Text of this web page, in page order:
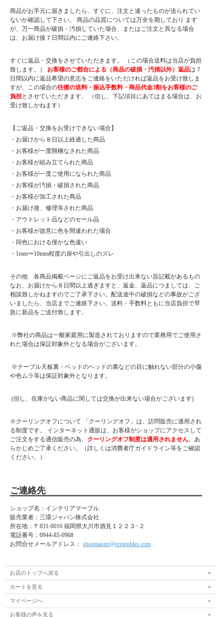
商品がお手元に届きましたら、すぐに、注文と違ったものが送られてい
ないか確認して下さい。 商品の品質については万全を期しており ます
が、万一商品が破損・汚損していた場合、またはご注文と異なる場合
は、お届け後７日間以内にご連絡下さい。
すぐに返品・交換をさせていただきます。 （この場合送料は当店が負担
致します。） お客様のご都合による（商品の破損・汚損以外）返品は７
日間以内に返品希望の意志をご連絡をいただければ返品をお受け致しま
すが、この場合の往復の送料・振込手数料・商品代金3割をお客様のご
負担とさせていただきます。 （但し、下記項目にあてはまる場合は、お
受け致しかねます）
【ご返品・交換をお受けできない場合】
・お届けから８日以上経過した商品
・お客様が一度開梱なされた商品
・お客様が組み立てられた商品
・お客様が一度ご使用になられた商品
・お客様が汚損・破損された商品
・お客様が加工された商品
・お届け後、修理等された商品
・アウトレット品などのセール品
・お客様が故意に色を間違われた場合
・同色における僅かな色違い
・1mm〜10mm程度の扉や引出しのズレ
その他 各商品掲載ページにご返品をお受け出来ない旨記載があるもの
なお、お届けから８日間以上過ぎますと、返金、返品につましては、ご
相談致しかねますのでご了承下さい。配送途中の破損などの事故がござ
いましたら、当店までご連絡下さい。送料・手数料ともに当店負担で早
急に新品をご送付致します。
※弊社の商品は一般家庭用に製造されておりますので業務用でご使用さ
れた場合は保証対象外となる場合がございます。
※テーブル天板裏・ベッドのヘッドの裏などの目に触れない部分の小傷
や色ムラ等は保証対象外となります。
(但し、在庫がない商品に関しては交換が出来ない場合がございます)
※クーリングオフについて 「クーリングオフ」は、訪問販売に適用され
る制度です。 インターネット通販は、お客様がショップにアクセスして
ご注文をする通信販売の為、 クーリングオフ制度は適用されません。あ
らかじめご了承ください。（詳しくは消費者庁ガイドライン等をご確認
ください。）
ご連絡先
ショップ名：インテリアマーブル
販売業者：三環ジャパン株式会社
所在地： 〒831-0016 福岡県大川市酒見１２２３−２
電話番号： 0944-85-0968
お問合せメールアドレス： shopmaster@ecmeubles.com
お店のトップへ戻る
カートを見る
マイページへ
お客様の声を見る